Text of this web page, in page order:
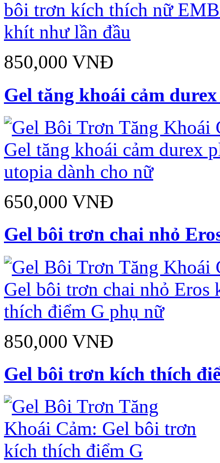
850,000 VNĐ
Gel tăng khoái cảm
650,000 VNĐ
Gel bôi trơn chai nhỏ
850,000 VNĐ
Gel bôi trơn kích thích